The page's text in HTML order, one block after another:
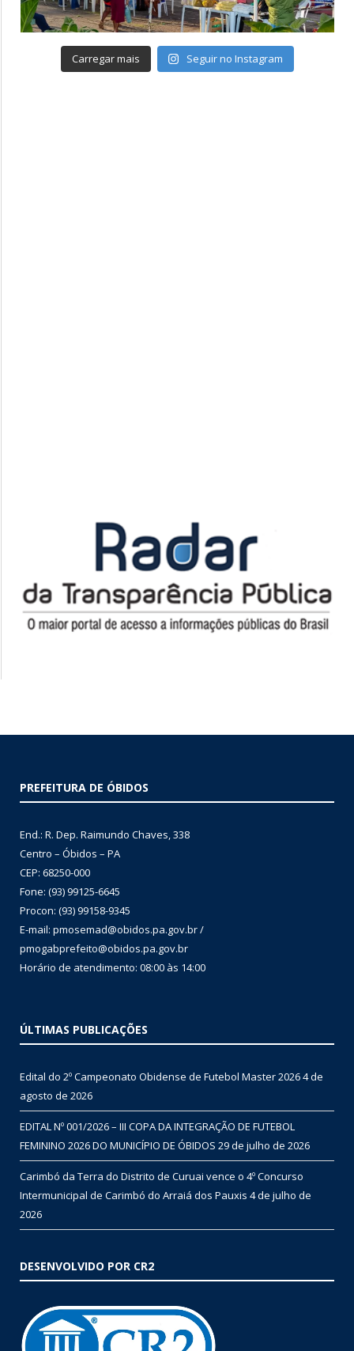
Carregar mais Seguir no Instagram
PREFEITURA DE ÓBIDOS
End.: R. Dep. Raimundo Chaves, 338
Centro – Óbidos – PA
CEP: 68250-000
Fone: (93) 99125-6645
Procon: (93) 99158-9345
E-mail: pmosemad@obidos.pa.gov.br /
pmogabprefeito@obidos.pa.gov.br
Horário de atendimento: 08:00 às 14:00
ÚLTIMAS PUBLICAÇÕES
Edital do 2º Campeonato Obidense de Futebol Master 20264 de
agosto de 2026
EDITAL Nº 001/2026 – III COPA DA INTEGRAÇÃO DE FUTEBOL
FEMININO 2026 DO MUNICÍPIO DE ÓBIDOS 29 de julho de 2026
Carimbó da Terra do Distrito de Curuai vence o 4º Concurso
Intermunicipal de Carimbó do Arraiá dos Pauxis 4 de julho de
2026
DESENVOLVIDO POR CR2